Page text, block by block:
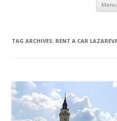
Menu
TAG ARCHIVES: RENT A CAR